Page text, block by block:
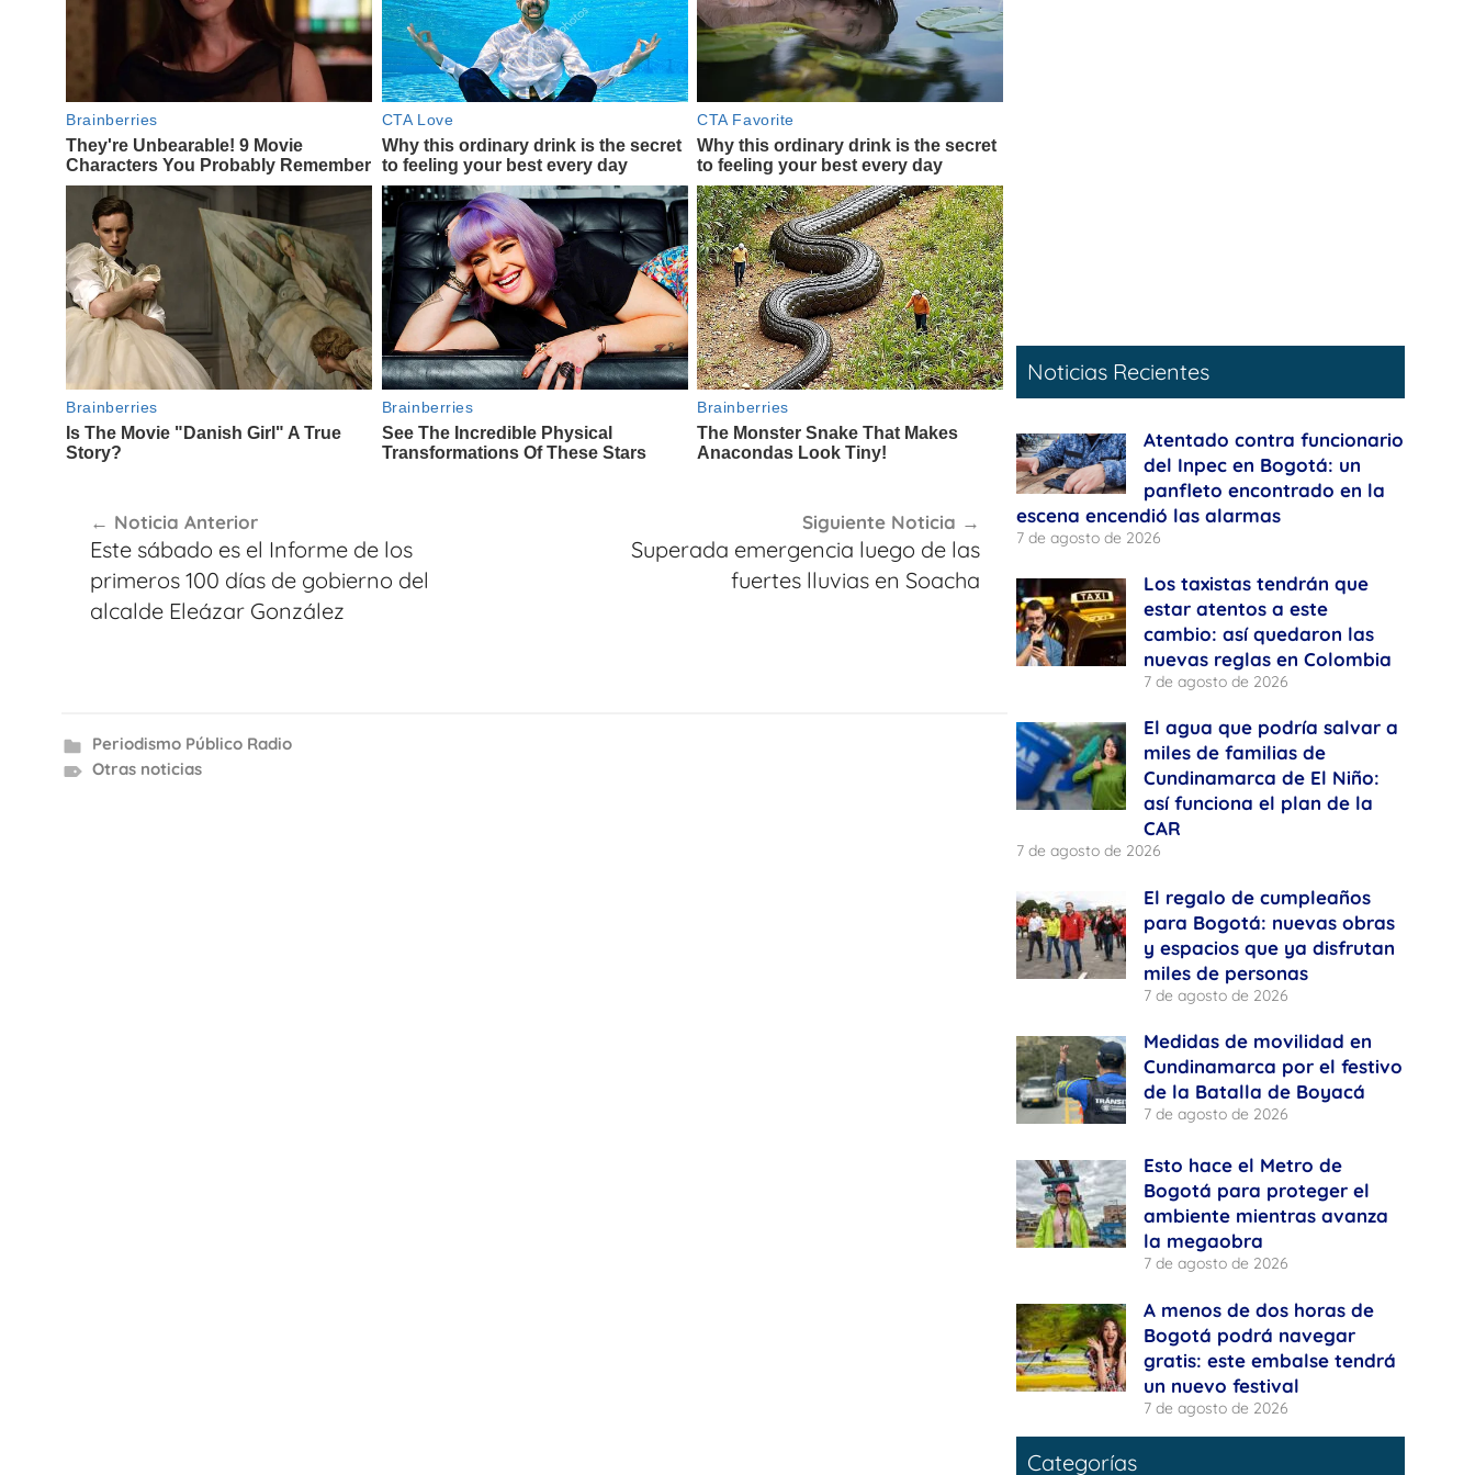
de
entradas
Noticia Anterior
Este sábado es el Informe de los
primeros 100 días de gobierno del
alcalde Eleázar González
Siguiente Noticia
Superada emergencia luego de las
fuertes lluvias en Soacha
Periodismo Público Radio
Otras noticias
Noticias Recientes
Atentado contra funcionario
del Inpec en Bogotá: un
panfleto encontrado en la
escena encendió las alarmas
7 de agosto de 2026
Los taxistas tendrán que
estar atentos a este
cambio: así quedaron las
nuevas reglas en Colombia
7 de agosto de 2026
El agua que podría salvar a
miles de familias de
Cundinamarca de El Niño:
así funciona el plan de la
CAR
7 de agosto de 2026
El regalo de cumpleaños
para Bogotá: nuevas obras
y espacios que ya disfrutan
miles de personas
7 de agosto de 2026
Medidas de movilidad en
Cundinamarca por el festivo
de la Batalla de Boyacá
7 de agosto de 2026
Esto hace el Metro de
Bogotá para proteger el
ambiente mientras avanza
la megaobra
7 de agosto de 2026
A menos de dos horas de
Bogotá podrá navegar
gratis: este embalse tendrá
un nuevo festival
7 de agosto de 2026
Categorías